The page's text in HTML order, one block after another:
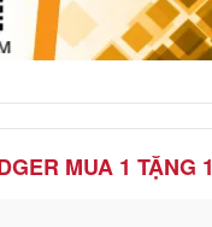
MUA 1 TẶNG 1